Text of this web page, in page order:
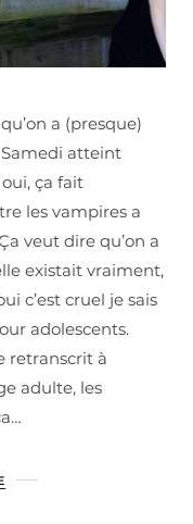
a (presque)
atteint
ça fait
les vampires a
veut dire qu’on a
existait vraiment,
c’est cruel je sais
adolescents.
retranscrit à
adulte, les